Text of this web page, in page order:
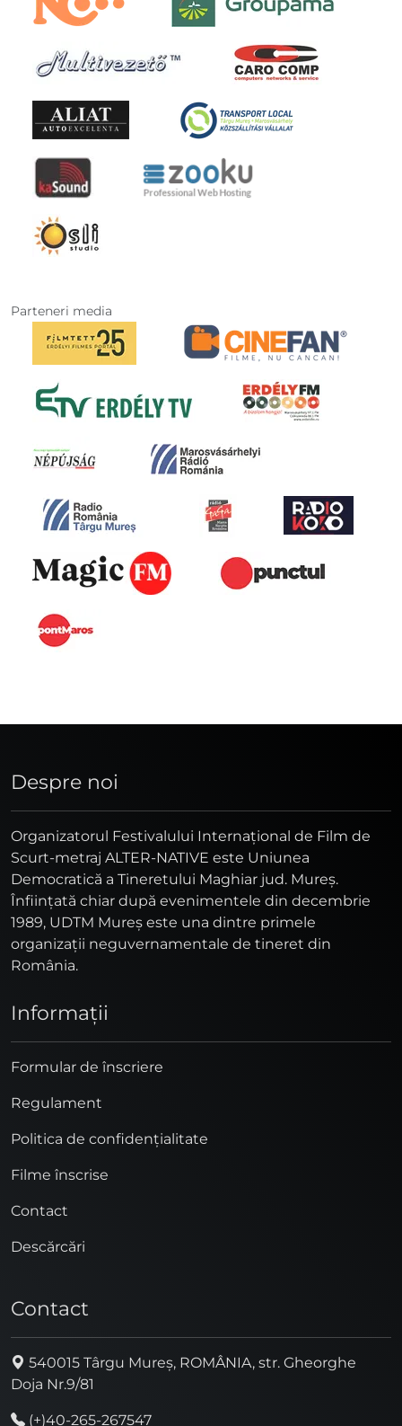
Parteneri media
Despre noi
Organizatorul Festivalului Internaţional de Film de
Scurt-metraj ALTER-NATIVE este Uniunea
Democratică a Tineretului Maghiar jud. Mureş.
Înfiinţată chiar după evenimentele din decembrie
1989, UDTM Mureş este una dintre primele
organizaţii neguvernamentale de tineret din
România.
Informaţii
Formular de înscriere
Regulament
Politica de confidențialitate
Filme înscrise
Contact
Descărcări
Contact
540015 Târgu Mureș, ROMÂNIA, str. Gheorghe
Doja Nr.9/81
(+)40-265-267547